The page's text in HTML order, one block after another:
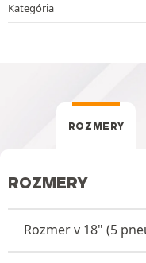
Kategória
ROZMERY
ROZMERY
Rozmer v 18" (5